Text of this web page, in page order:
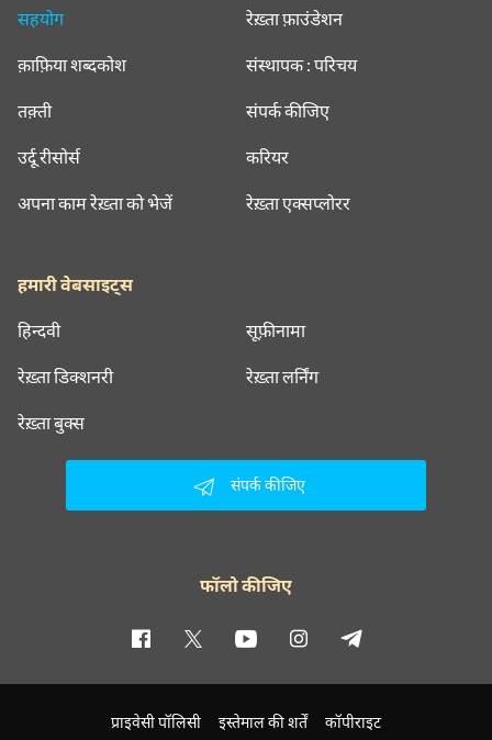
सहयोग
क़ाफ़िया शब्दकोश
तक़्ती
उर्दू रीसोर्स
अपना काम रेख़्ता को भेजें
रेख़्ता फ़ाउंडेशन
संस्थापक : परिचय
संपर्क कीजिए
करियर
रेख़्ता एक्सप्लोरर
हमारी वेबसाइट्स
हिन्दवी सूफ़ीनामा
रेख़्ता डिक्शनरी रेख़्ता लर्निंग
रेख़्ता बुक्स
संपर्क कीजिए
फॉलो कीजिए
प्राइवेसी पॉलिसी इस्तेमाल की शर्तें कॉपीराइट